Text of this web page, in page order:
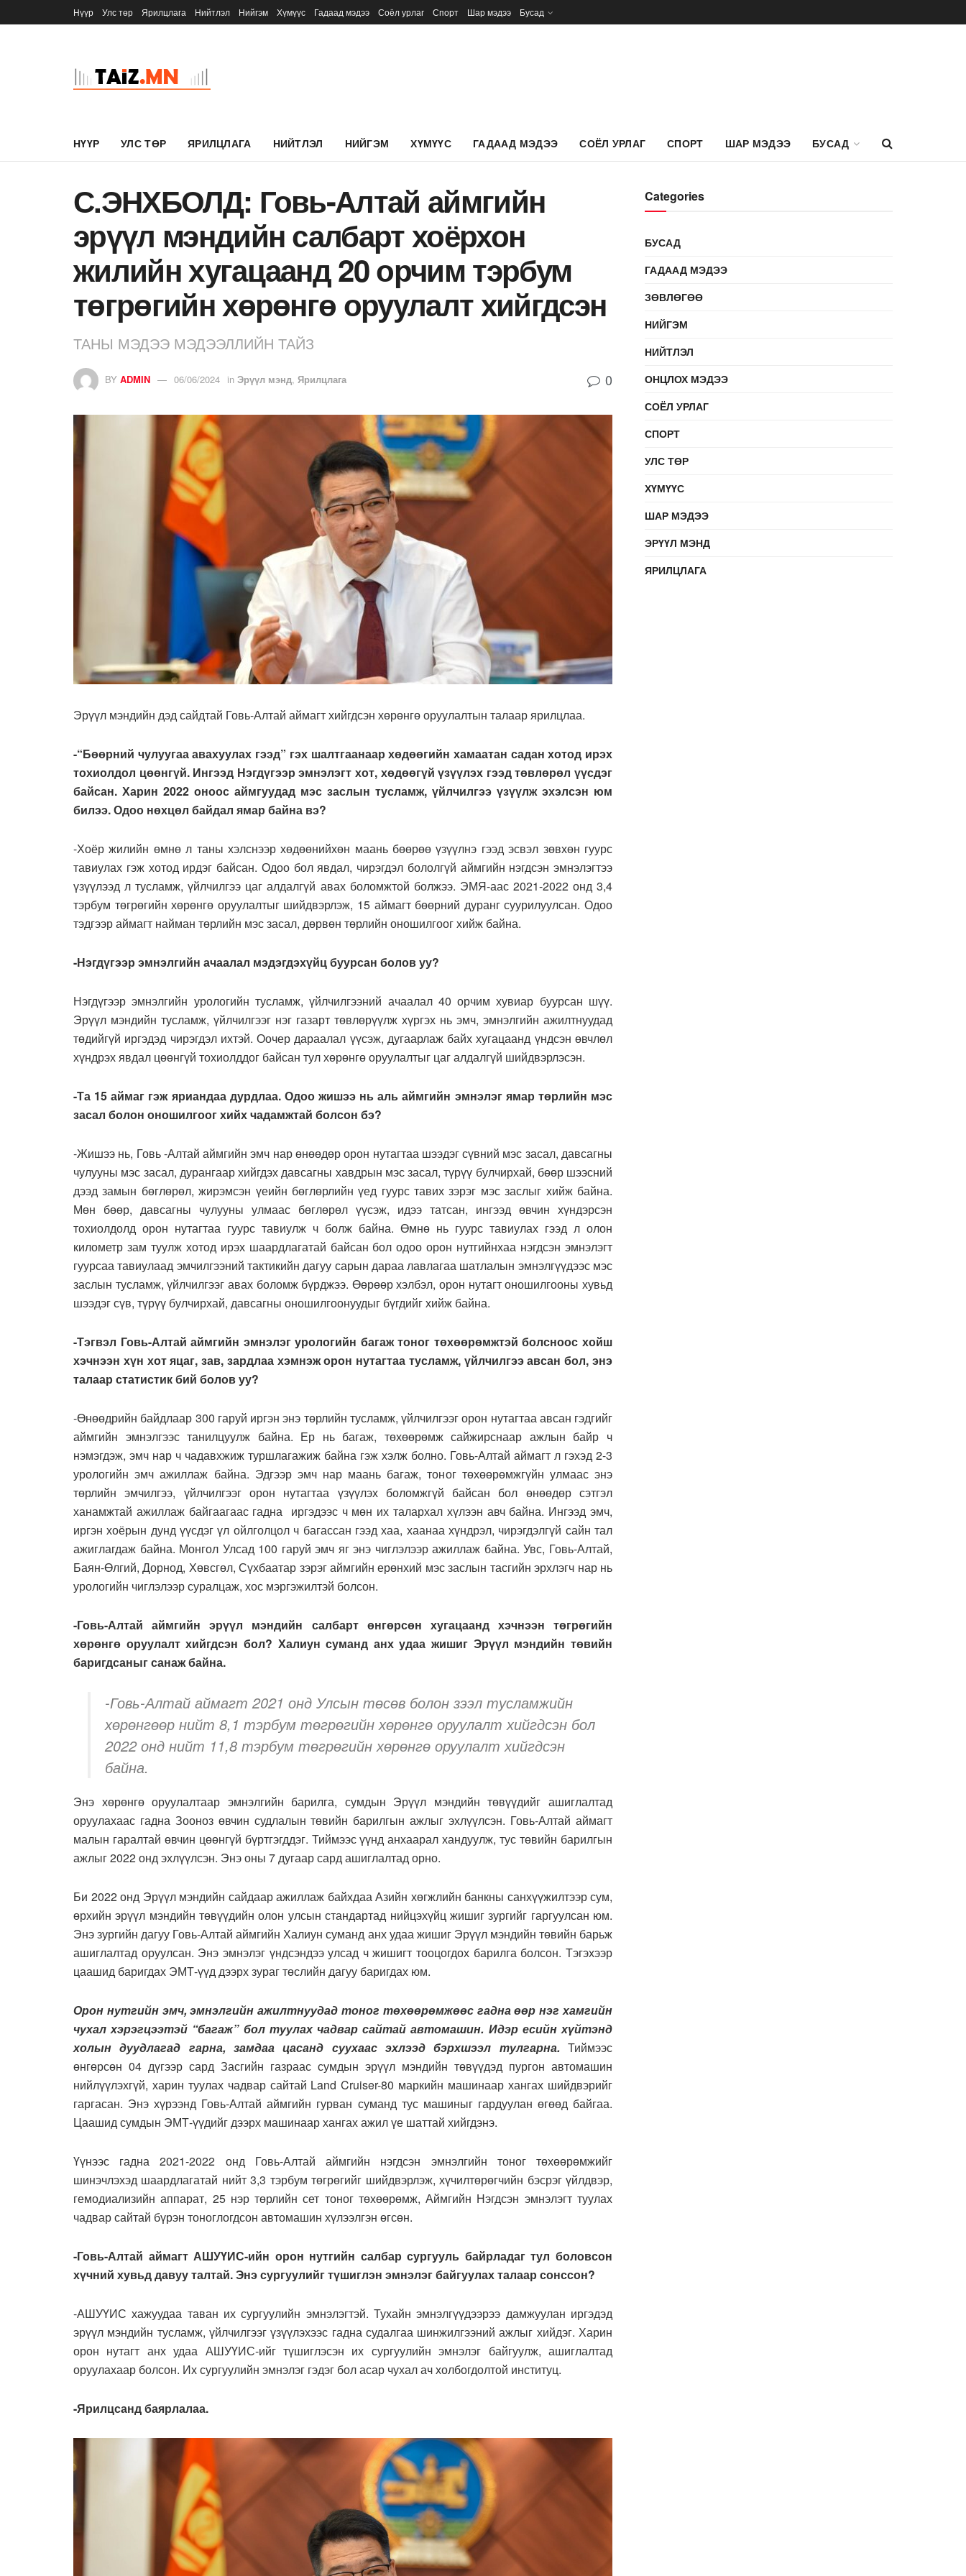
Нүүр Улс төр Ярилцлага Нийтлэл Нийгэм Хүмүүс Гадаад мэдээ Соёл урлаг Спорт Шар мэдээ Бусад
НҮҮР УЛС ТӨР ЯРИЛЦЛАГА НИЙТЛЭЛ НИЙГЭМ ХҮМҮҮС ГАДААД МЭДЭЭ СОЁЛ УРЛАГ СПОРТ ШАР МЭДЭЭ БУСАД
С.ЭНХБОЛД: Говь-Алтай аймгийн
эрүүл мэндийн салбарт хоёрхон
жилийн хугацаанд 20 орчим тэрбум
төгрөгийн хөрөнгө оруулалт хийгдсэн
ТАНЫ МЭДЭЭ МЭДЭЭЛЛИЙН ТАЙЗ
BY ADMIN 06/06/2024 in Эрүүл мэнд, Ярилцлага 0
Эрүүл мэндийн дэд сайдтай Говь-Алтай аймагт хийгдсэн хөрөнгө оруулалтын талаар ярилцлаа.
-“Бөөрний чулуугаа авахуулах гээд” гэх шалтгаанаар хөдөөгийн хамаатан садан хотод ирэх
тохиолдол цөөнгүй. Ингээд Нэгдүгээр эмнэлэгт хот, хөдөөгүй үзүүлэх гээд төвлөрөл үүсдэг
байсан. Харин 2022 оноос аймгуудад мэс заслын тусламж, үйлчилгээ үзүүлж эхэлсэн юм
билээ. Одоо нөхцөл байдал ямар байна вэ?
-Хоёр жилийн өмнө л таны хэлснээр хөдөөнийхөн маань бөөрөө үзүүлнэ гээд эсвэл зөвхөн гуурс
тавиулах гэж хотод ирдэг байсан. Одоо бол явдал, чирэгдэл бололгүй аймгийн нэгдсэн эмнэлэгтээ
үзүүлээд л тусламж, үйлчилгээ цаг алдалгүй авах боломжтой болжээ. ЭМЯ-аас 2021-2022 онд 3,4
тэрбум төгрөгийн хөрөнгө оруулалтыг шийдвэрлэж, 15 аймагт бөөрний дуранг суурилуулсан. Одоо
тэдгээр аймагт найман төрлийн мэс засал, дөрвөн төрлийн оношилгоог хийж байна.
-Нэгдүгээр эмнэлгийн ачаалал мэдэгдэхүйц буурсан болов уу?
Нэгдүгээр эмнэлгийн урологийн тусламж, үйлчилгээний ачаалал 40 орчим хувиар буурсан шүү.
Эрүүл мэндийн тусламж, үйлчилгээг нэг газарт төвлөрүүлж хүргэх нь эмч, эмнэлгийн ажилтнуудад
төдийгүй иргэдэд чирэгдэл ихтэй. Оочер дараалал үүсэж, дугаарлаж байх хугацаанд үндсэн өвчлөл
хүндрэх явдал цөөнгүй тохиолддог байсан тул хөрөнгө оруулалтыг цаг алдалгүй шийдвэрлэсэн.
-Та 15 аймаг гэж яриандаа дурдлаа. Одоо жишээ нь аль аймгийн эмнэлэг ямар төрлийн мэс
засал болон оношилгоог хийх чадамжтай болсон бэ?
-Жишээ нь, Говь -Алтай аймгийн эмч нар өнөөдөр орон нутагтаа шээдэг сүвний мэс засал, давсагны
чулууны мэс засал, дурангаар хийгдэх давсагны хавдрын мэс засал, түрүү булчирхай, бөөр шээсний
дээд замын бөглөрөл, жирэмсэн үеийн бөглөрлийн үед гуурс тавих зэрэг мэс заслыг хийж байна.
Мөн бөөр, давсагны чулууны улмаас бөглөрөл үүсэж, идээ татсан, ингээд өвчин хүндэрсэн
тохиолдолд орон нутагтаа гуурс тавиулж ч болж байна. Өмнө нь гуурс тавиулах гээд л олон
километр зам туулж хотод ирэх шаардлагатай байсан бол одоо орон нутгийнхаа нэгдсэн эмнэлэгт
гуурсаа тавиулаад эмчилгээний тактикийн дагуу сарын дараа лавлагаа шатлалын эмнэлгүүдээс мэс
заслын тусламж, үйлчилгээг авах боломж бүрджээ. Өөрөөр хэлбэл, орон нутагт оношилгооны хувьд
шээдэг сүв, түрүү булчирхай, давсагны оношилгоонуудыг бүгдийг хийж байна.
-Тэгвэл Говь-Алтай аймгийн эмнэлэг урологийн багаж тоног төхөөрөмжтэй болсноос хойш
хэчнээн хүн хот яцаг, зав, зардлаа хэмнэж орон нутагтаа тусламж, үйлчилгээ авсан бол, энэ
талаар статистик бий болов уу?
-Өнөөдрийн байдлаар 300 гаруй иргэн энэ төрлийн тусламж, үйлчилгээг орон нутагтаа авсан гэдгийг
аймгийн эмнэлгээс танилцуулж байна. Ер нь багаж, төхөөрөмж сайжирснаар ажлын байр ч
нэмэгдэж, эмч нар ч чадавхжиж туршлагажиж байна гэж хэлж болно. Говь-Алтай аймагт л гэхэд 2-3
урологийн эмч ажиллаж байна. Эдгээр эмч нар маань багаж, тоног төхөөрөмжгүйн улмаас энэ
төрлийн эмчилгээ, үйлчилгээг орон нутагтаа үзүүлэх боломжгүй байсан бол өнөөдөр сэтгэл
ханамжтай ажиллаж байгаагаас гадна иргэдээс ч мөн их талархал хүлээн авч байна. Ингээд эмч,
иргэн хоёрын дунд үүсдэг үл ойлголцол ч багассан гээд хаа, хаанаа хүндрэл, чирэгдэлгүй сайн тал
ажиглагдаж байна. Монгол Улсад 100 гаруй эмч яг энэ чиглэлээр ажиллаж байна. Увс, Говь-Алтай,
Баян-Өлгий, Дорнод, Хөвсгөл, Сүхбаатар зэрэг аймгийн ерөнхий мэс заслын тасгийн эрхлэгч нар нь
урологийн чиглэлээр суралцаж, хос мэргэжилтэй болсон.
-Говь-Алтай аймгийн эрүүл мэндийн салбарт өнгөрсөн хугацаанд хэчнээн төгрөгийн
хөрөнгө оруулалт хийгдсэн бол? Халиун суманд анх удаа жишиг Эрүүл мэндийн төвийн
баригдсаныг санаж байна.
-Говь-Алтай аймагт 2021 онд Улсын төсөв болон зээл тусламжийн
хөрөнгөөр нийт 8,1 тэрбум төгрөгийн хөрөнгө оруулалт хийгдсэн бол
2022 онд нийт 11,8 тэрбум төгрөгийн хөрөнгө оруулалт хийгдсэн
байна.
Энэ хөрөнгө оруулалтаар эмнэлгийн барилга, сумдын Эрүүл мэндийн төвүүдийг ашиглалтад
оруулахаас гадна Зооноз өвчин судлалын төвийн барилгын ажлыг эхлүүлсэн. Говь-Алтай аймагт
малын гаралтай өвчин цөөнгүй бүртгэгддэг. Тиймээс үүнд анхаарал хандуулж, тус төвийн барилгын
ажлыг 2022 онд эхлүүлсэн. Энэ оны 7 дугаар сард ашиглалтад орно.
Би 2022 онд Эрүүл мэндийн сайдаар ажиллаж байхдаа Азийн хөгжлийн банкны санхүүжилтээр сум,
өрхийн эрүүл мэндийн төвүүдийн олон улсын стандартад нийцэхүйц жишиг зургийг гаргуулсан юм.
Энэ зургийн дагуу Говь-Алтай аймгийн Халиун суманд анх удаа жишиг Эрүүл мэндийн төвийн барьж
ашиглалтад оруулсан. Энэ эмнэлэг үндсэндээ улсад ч жишигт тооцогдох барилга болсон. Тэгэхээр
цаашид баригдах ЭМТ-үүд дээрх зураг төслийн дагуу баригдах юм.
Орон нутгийн эмч, эмнэлгийн ажилтнуудад тоног төхөөрөмжөөс гадна өөр нэг хамгийн
чухал хэрэгцээтэй “багаж” бол туулах чадвар сайтай автомашин. Идэр есийн хүйтэнд
холын дуудлагад гарна, замдаа цасанд суухаас эхлээд бэрхшээл тулгарна. Тиймээс
өнгөрсөн 04 дүгээр сард Засгийн газраас сумдын эрүүл мэндийн төвүүдэд пургон автомашин
нийлүүлэхгүй, харин туулах чадвар сайтай Land Cruiser-80 маркийн машинаар хангах шийдвэрийг
гаргасан. Энэ хүрээнд Говь-Алтай аймгийн гурван суманд тус машиныг гардуулан өгөөд байгаа.
Цаашид сумдын ЭМТ-үүдийг дээрх машинаар хангах ажил үе шаттай хийгдэнэ.
Үүнээс гадна 2021-2022 онд Говь-Алтай аймгийн нэгдсэн эмнэлгийн тоног төхөөрөмжийг
шинэчлэхэд шаардлагатай нийт 3,3 тэрбум төгрөгийг шийдвэрлэж, хүчилтөрөгчийн бэсрэг үйлдвэр,
гемодиализийн аппарат, 25 нэр төрлийн сет тоног төхөөрөмж, Аймгийн Нэгдсэн эмнэлэгт туулах
чадвар сайтай бүрэн тоноглогдсон автомашин хүлээлгэн өгсөн.
-Говь-Алтай аймагт АШУҮИС-ийн орон нутгийн салбар сургууль байрладаг тул боловсон
хүчний хувьд давуу талтай. Энэ сургуулийг түшиглэн эмнэлэг байгуулах талаар сонссон?
-АШУҮИС хажуудаа таван их сургуулийн эмнэлэгтэй. Тухайн эмнэлгүүдээрээ дамжуулан иргэдэд
эрүүл мэндийн тусламж, үйлчилгээг үзүүлэхээс гадна судалгаа шинжилгээний ажлыг хийдэг. Харин
орон нутагт анх удаа АШУҮИС-ийг түшиглэсэн их сургуулийн эмнэлэг байгуулж, ашиглалтад
оруулахаар болсон. Их сургуулийн эмнэлэг гэдэг бол асар чухал ач холбогдолтой институц.
-Ярилцсанд баярлалаа.
Categories
БУСАД
ГАДААД МЭДЭЭ
ЗӨВЛӨГӨӨ
НИЙГЭМ
НИЙТЛЭЛ
ОНЦЛОХ МЭДЭЭ
СОЁЛ УРЛАГ
СПОРТ
УЛС ТӨР
ХҮМҮҮС
ШАР МЭДЭЭ
ЭРҮҮЛ МЭНД
ЯРИЛЦЛАГА